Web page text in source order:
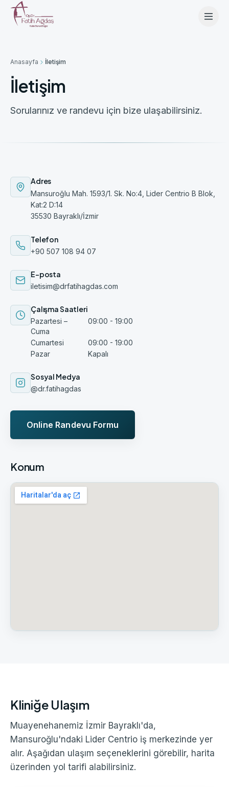
İçeriğe geç
Anasayfa İletişim
İletişim
Sorularınız ve randevu için bize ulaşabilirsiniz.
Adres
Mansuroğlu Mah. 1593/1. Sk. No:4, Lider Centrio B Blok,
Kat:2 D:14
35530 Bayraklı/İzmir
Telefon
+90 507 108 94 07
E-posta
iletisim@drfatihagdas.com
Çalışma Saatleri
Pazartesi –
Cuma
09:00 - 19:00
Cumartesi
09:00 - 19:00
Pazar
Kapalı
Sosyal Medya
@dr.fatihagdas
Online Randevu Formu
Konum
Kliniğe Ulaşım
Muayenehanemiz İzmir Bayraklı'da,
Mansuroğlu'ndaki Lider Centrio iş merkezinde yer
alır. Aşağıdan ulaşım seçeneklerini görebilir, harita
üzerinden yol tarifi alabilirsiniz.